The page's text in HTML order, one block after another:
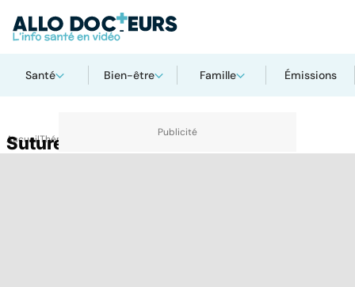
Santé Bien-être Famille Émissions
AccueilThématiques
Suture